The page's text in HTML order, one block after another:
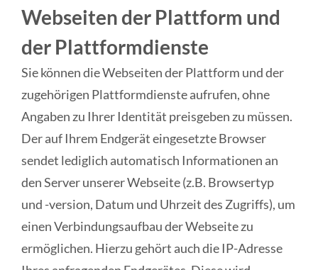
Webseiten der Plattform und
der Plattformdienste
Sie können die Webseiten der Plattform und der
zugehörigen Plattformdienste aufrufen, ohne
Angaben zu Ihrer Identität preisgeben zu müssen.
Der auf Ihrem Endgerät eingesetzte Browser
sendet lediglich automatisch Informationen an
den Server unserer Webseite (z.B. Browsertyp
und -version, Datum und Uhrzeit des Zugriffs), um
einen Verbindungsaufbau der Webseite zu
ermöglichen. Hierzu gehört auch die IP-Adresse